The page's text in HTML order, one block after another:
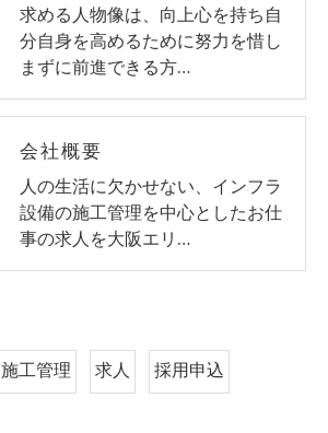
求める人物像は、向上心を持ち自
分自身を高めるために努力を惜し
まずに前進できる方…
会社概要
人の生活に欠かせない、インフラ
設備の施工管理を中心としたお仕
事の求人を大阪エリ…
施工管理 求人 採用申込